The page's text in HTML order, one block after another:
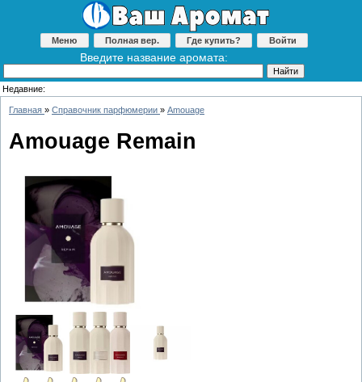
Меню Полная вер. Где купить? Войти
Введите название аромата:
Недавние:
Главная » Справочник парфюмерии » Amouage
Amouage Remain